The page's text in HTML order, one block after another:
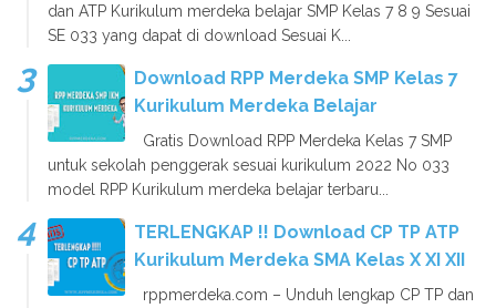
dan ATP Kurikulum merdeka belajar SMP Kelas 7 8 9 Sesuai
SE 033 yang dapat di download Sesuai K...
Download RPP Merdeka SMP Kelas 7
Kurikulum Merdeka Belajar
Gratis Download RPP Merdeka Kelas 7 SMP
untuk sekolah penggerak sesuai kurikulum 2022 No 033
model RPP Kurikulum merdeka belajar terbaru...
TERLENGKAP !! Download CP TP ATP
Kurikulum Merdeka SMA Kelas X XI XII
rppmerdeka.com – Unduh lengkap CP TP dan